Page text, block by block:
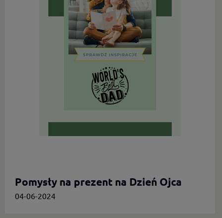
Pomysły na prezent na Dzień Ojca
04-06-2024